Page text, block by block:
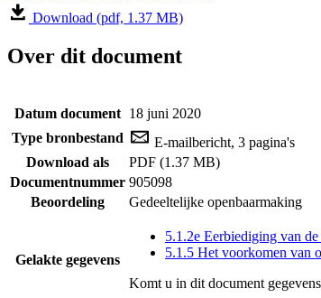
Download (pdf, 1.37 MB)
Over dit document
Datum document 18 juni 2020
Type bronbestand
E-mailbericht, 3 pagina's
Download als
PDF (1.37 MB)
Documentnummer 905098
Beoordeling
Gedeeltelijke openbaarmaking
Gelakte gegevens
5.1.2e Eerbiediging van
5.1.5 Het voorkomen van
Komt u in dit document